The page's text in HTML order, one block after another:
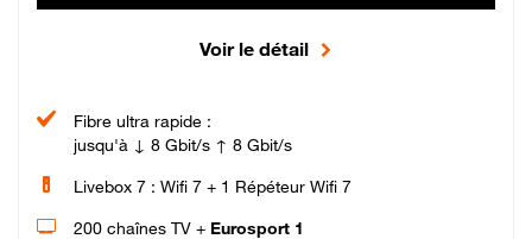
Voir le détail
Fibre ultra rapide :
jusqu'à ↓ 8 Gbit/s ↑ 8 Gbit/s
Livebox 7 : Wifi 7 + 1 Répéteur Wifi 7
200 chaînes TV + Eurosport 1